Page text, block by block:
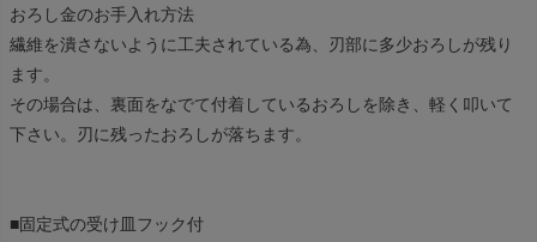
おろし金のお手入れ方法
繊維を潰さないように工夫されている為、刃部に多少おろしが残り
ます。
その場合は、裏面をなでて付着しているおろしを除き、軽く叩いて
下さい。刃に残ったおろしが落ちます。
■固定式の受け皿フック付